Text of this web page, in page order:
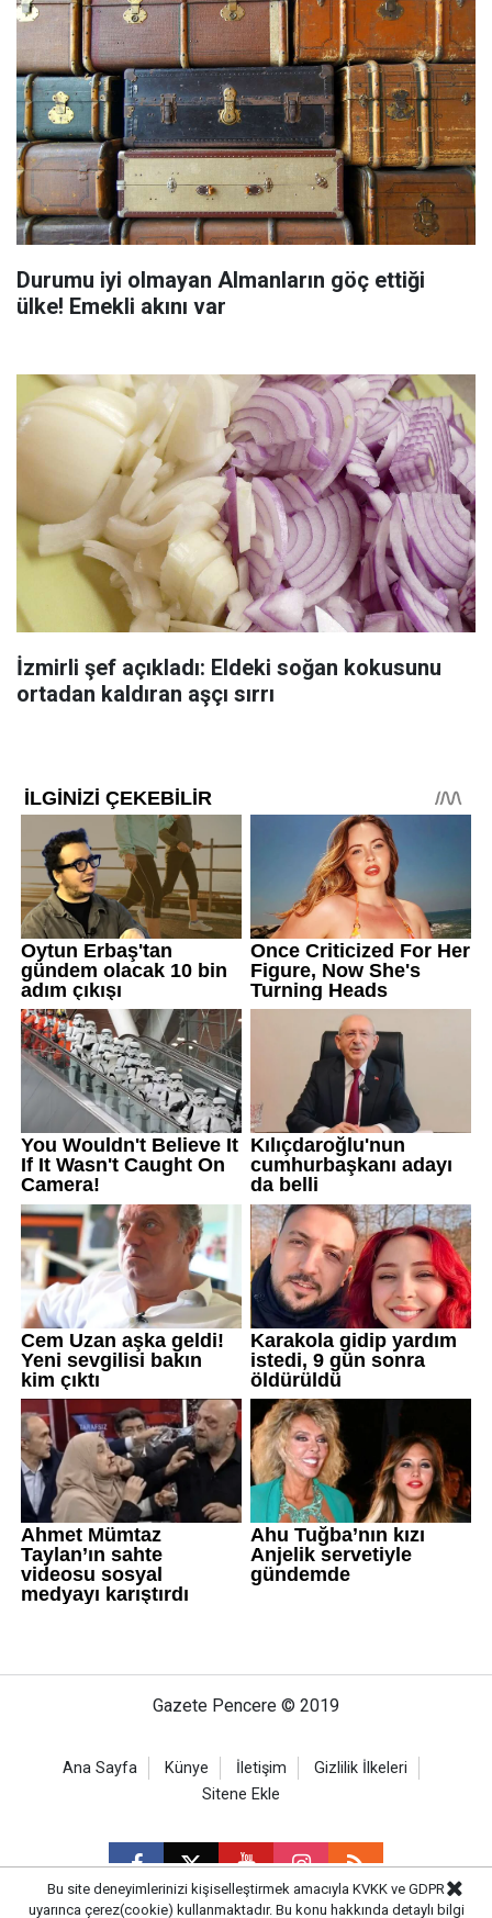
Durumu iyi olmayan Almanların göç ettiği
ülke! Emekli akını var
İzmirli şef açıkladı: Eldeki soğan kokusunu
ortadan kaldıran aşçı sırrı
Gazete Pencere © 2019
Ana Sayfa Künye İletişim
Gizlilik İlkeleri
Sitene Ekle
Bu site deneyimlerinizi kişiselleştirmek amacıyla KVKK ve GDPR
uyarınca çerez(cookie) kullanmaktadır. Bu konu hakkında detaylı bilgi